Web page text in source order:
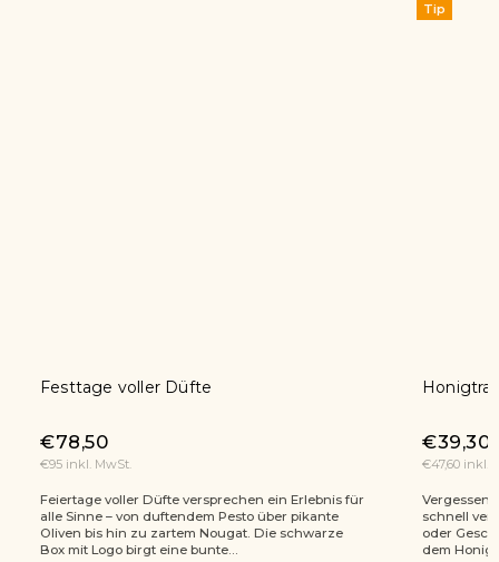
Festtage voller Düfte
€95 inkl. MwSt.
€78,50
Feiertage voller Düfte versprechen ein Erlebnis für
alle Sinne – von duftendem Pesto über pikante
Oliven bis hin zu zartem Nougat. Die schwarze
Box mit Logo birgt eine bunte...
Tip
€47,60 inkl.
€39,30
Vergessen
schnell
oder
dem